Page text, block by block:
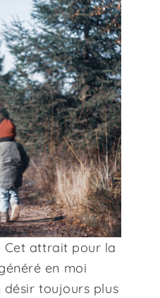
Cet attrait pour la
en moi
désir toujours plus